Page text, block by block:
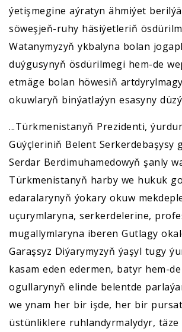
ýetişmegine aýratyn ähmiýet
söweşjeň-ruhy häsiýetleriň
Watanymyzyň ykbalyna bolan
duýgusynyň ösdürilmegi hem-de
etmäge bolan höwesiň
okuwlaryň binýatlaýyn esasyny
...Türkmenistanyň Prezidenti,
Güýçleriniň Belent Serkerdebaşysy
Serdar Berdimuhamedowyň şanly
Türkmenistanyň harby we hukuk
edaralarynyň ýokary okuw
uçurymlaryna, serkerdelerine,
mugallymlaryna iberen Gutlagy
Garaşsyz Diýarymyzyň ýaşyl tugy
kasam eden edermen, batyr hem-
ogullarynyň elinde belentde
we ynam her bir işde, her bir
üstünliklere ruhlandyrmalydyr,